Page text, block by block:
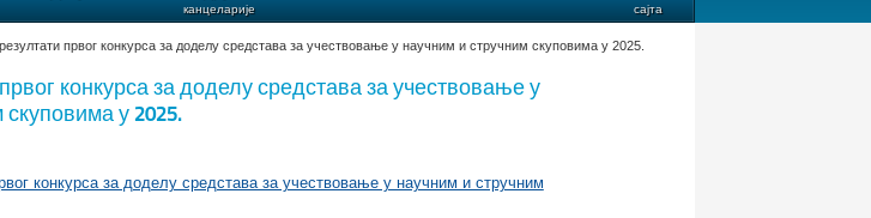
канцеларије сајта
првог конкурса за доделу средстава за учествовање у научним и стручним скуповима у 2025.
конкурса за доделу средстава за учествовање у
у 2025.
конкурса за доделу средстава за учествовање у научним и стручним